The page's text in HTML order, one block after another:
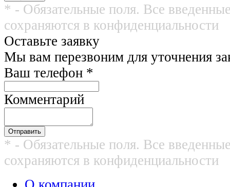
* - Обязательные поля. Все
сохраняются в конфиденциальности
Оставьте заявку
Мы вам перезвоним для уточнения
Ваш телефон *
Комментарий
* - Обязательные поля. Все
сохраняются в конфиденциальности